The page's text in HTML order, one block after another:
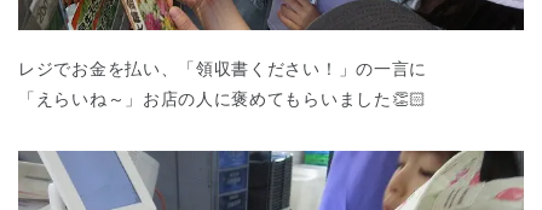
レジでお金を払い、「領収書ください！」の一言に
「えらいね～」お店の人に褒めてもらいました👏🏻